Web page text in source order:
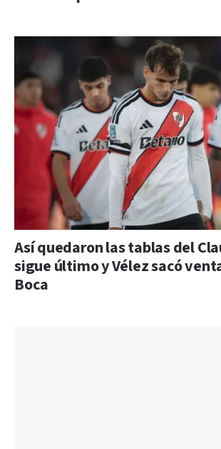
Así quedaron las tablas del
sigue último y Vélez sacó
Boca